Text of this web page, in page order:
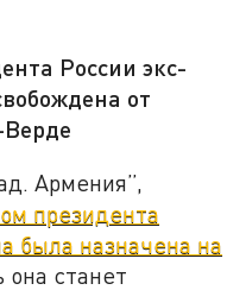
России экс-
от
Армения”,
президента
была назначена на
она станет